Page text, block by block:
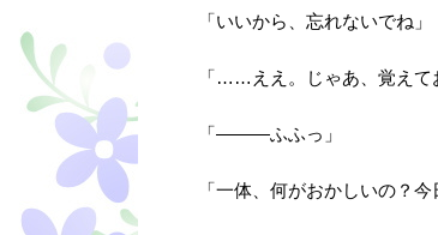
「いいから、忘れないでね」
「……ええ。じゃあ、覚えて
「―――ふふっ」
「一体、何がおかしいの？